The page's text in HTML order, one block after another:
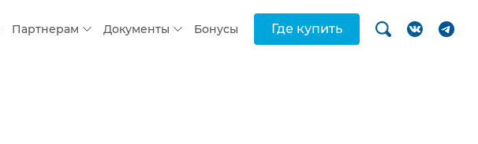
Партнерам Документы Бонусы Где купить